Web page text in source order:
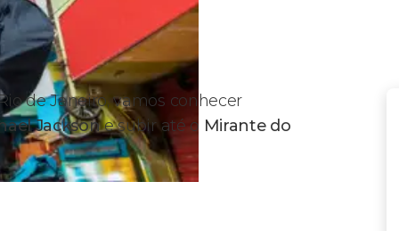
de Janeiro, vamos conhecer
Jacksone subir até o Mirante do